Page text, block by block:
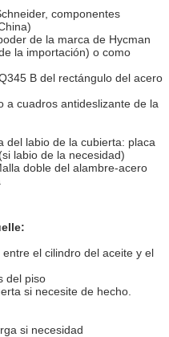
componentes
de la marca de Hycman
la importación) o como
B del rectángulo del acero
a cuadros antideslizante de la
del labio de la cubierta: placa
labio de la necesidad)
doble del alambre-acero
el cilindro del aceite y el
del piso
si necesite de hecho.
si necesidad